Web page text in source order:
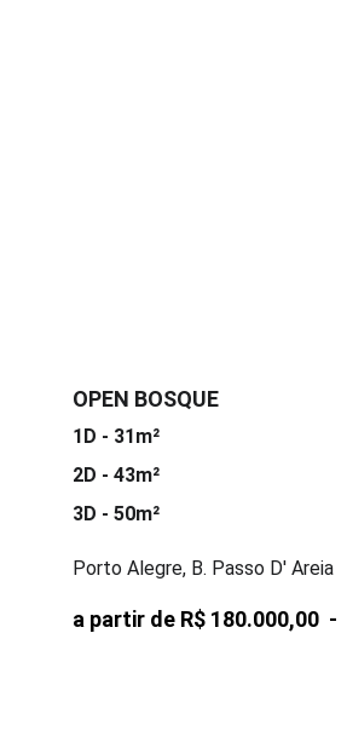
OPEN BOSQUE
1D - 31m²
2D - 43m²
3D - 50m²
Porto Alegre, B. Passo D' Areia
a partir de R$ 180.000,00  -